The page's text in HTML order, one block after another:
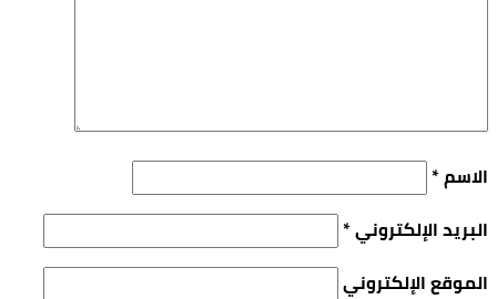
الاسم*
البريد الإلكتروني*
الموقع الإلكتروني